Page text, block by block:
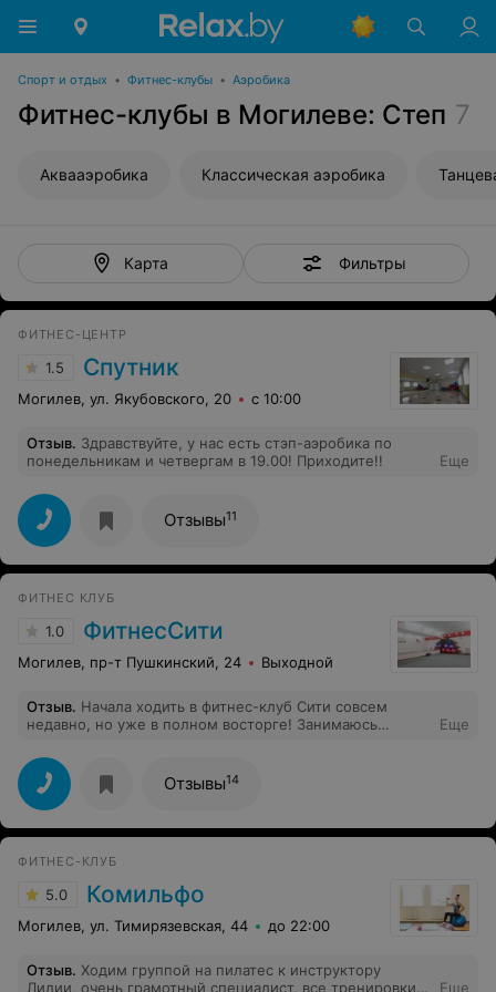
Спорт и отдых • Фитнес-клубы • Аэробика
Фитнес-клубы в Могилеве: Степ 7
Аквааэробика Классическая аэробика
Карта Фильтры
ФИТНЕС-ЦЕНТР
1.5 Спутник
Могилев, ул. Якубовского, 20 с 10:00
Отзыв. Здравствуйте, у нас есть стэп-аэробика по
понедельникам и четвергам в 19.00! Приходите!!
Еще
Отзывы11
ФИТНЕС КЛУБ
1.0 ФитнесСити
Могилев, пр-т Пушкинский, 24 Выходной
Отзыв. Начала ходить в фитнес-клуб Сити совсем
недавно, но уже в полном восторге! Занимаюсь
подобрала программу тренировок с учетом
особенностей моей фигуры. И только в сравнении
поняла, как важно, когда с тобой занимаются
индивидуально! Эффективность занятия -100%!!!
Советую всем! Если вы реально хотите изменить себя
Еще
Отзывы14
ФИТНЕС-КЛУБ
5.0 Комильфо
Могилев, ул. Тимирязевская, 44 до 22:00
Отзыв. Ходим группой на пилатес к инструктору
Лилии, очень грамотный специалист, все тренировки
Еще